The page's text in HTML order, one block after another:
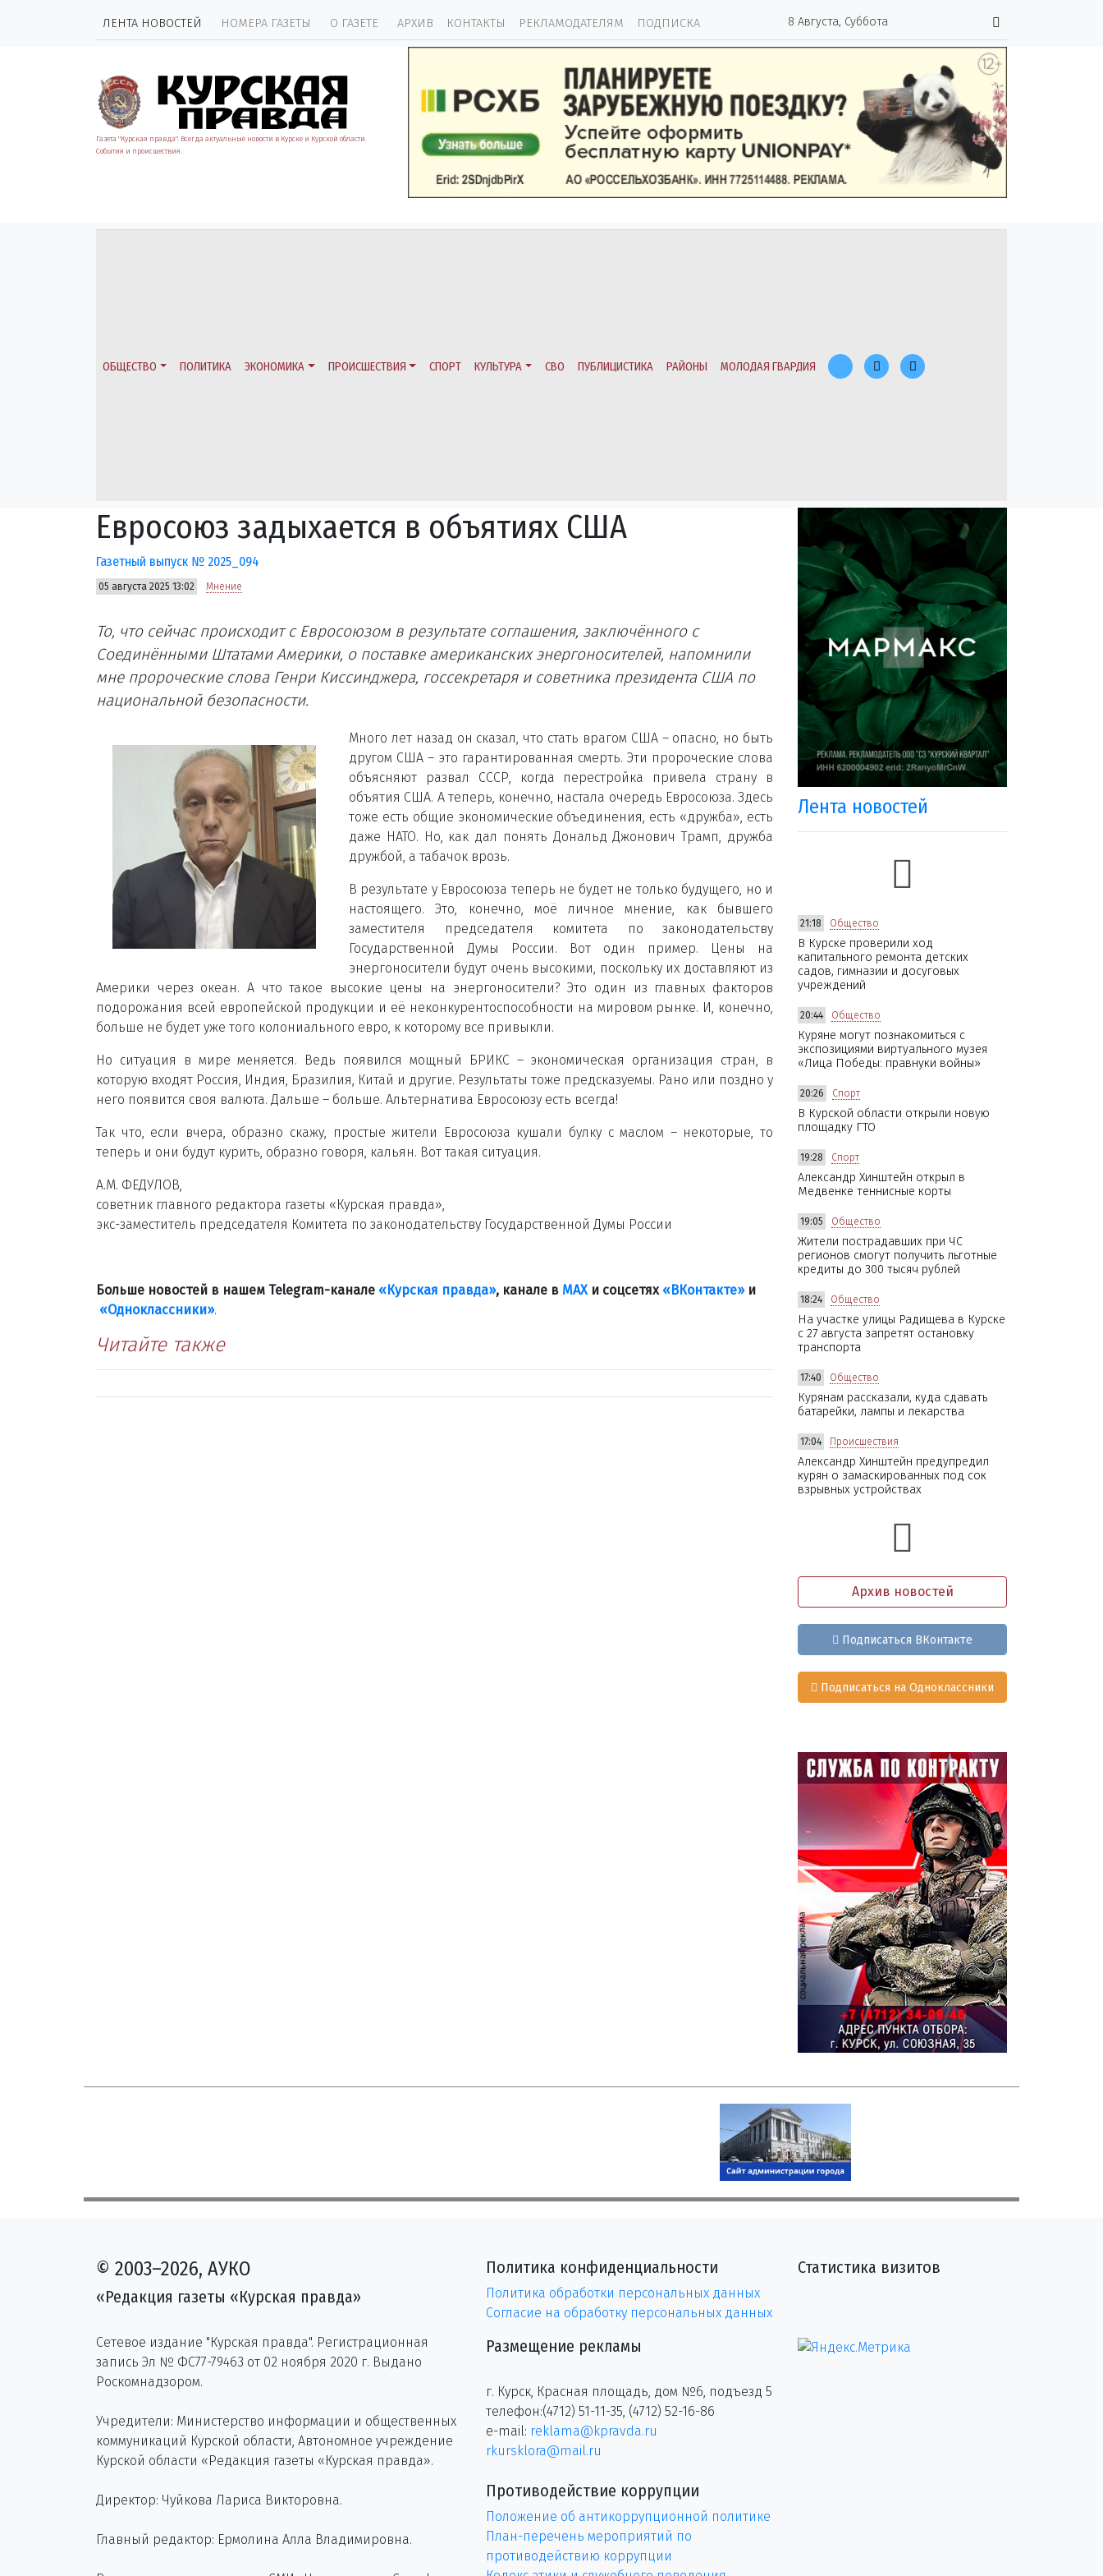
ЛЕНТА НОВОСТЕЙ НОМЕРА ГАЗЕТЫ О ГАЗЕТЕ АРХИВ КОНТАКТЫ РЕКЛАМОДАТЕЛЯМ ПОДПИСКА 8 Августа, Суббота
Газета "Курская правда". Всегда актуальные новости в Курске и Курской области.
События и происшествия.
ОБЩЕСТВО ПОЛИТИКА ЭКОНОМИКА ПРОИСШЕСТВИЯ СПОРТ КУЛЬТУРА СВО ПУБЛИЦИСТИКА РАЙОНЫ МОЛОДАЯ ГВАРДИЯ
Евросоюз задыхается в объятиях США
Газетный выпуск № 2025_094
05 августа 2025 13:02 Мнение
То, что сейчас происходит с Евросоюзом в результате соглашения, заключённого с
Соединёнными Штатами Америки, о поставке американских энергоносителей, напомнили
мне пророческие слова Генри Киссинджера, госсекретаря и советника президента США по
национальной безопасности.
Много лет назад он сказал, что стать врагом США – опасно, но быть
другом США – это гарантированная смерть. Эти пророческие слова
объясняют развал СССР, когда перестройка привела страну в
объятия США. А теперь, конечно, настала очередь Евросоюза. Здесь
тоже есть общие экономические объединения, есть «дружба», есть
даже НАТО. Но, как дал понять Дональд Джонович Трамп, дружба
дружбой, а табачок врозь.
В результате у Евросоюза теперь не будет не только будущего, но и
настоящего. Это, конечно, моё личное мнение, как бывшего
заместителя председателя комитета по законодательству
Государственной Думы России. Вот один пример. Цены на
энергоносители будут очень высокими, поскольку их доставляют из
Америки через океан. А что такое высокие цены на энергоносители? Это один из главных факторов
подорожания всей европейской продукции и её неконкурентоспособности на мировом рынке. И, конечно,
больше не будет уже того колониального евро, к которому все привыкли.
Но ситуация в мире меняется. Ведь появился мощный БРИКС – экономическая организация стран, в
которую входят Россия, Индия, Бразилия, Китай и другие. Результаты тоже предсказуемы. Рано или поздно у
него появится своя валюта. Дальше – больше. Альтернатива Евросоюзу есть всегда!
Так что, если вчера, образно скажу, простые жители Евросоюза кушали булку с маслом – некоторые, то
теперь и они будут курить, образно говоря, кальян. Вот такая ситуация.
А.М. ФЕДУЛОВ,
советник главного редактора газеты «Курская правда»,
экс-заместитель председателя Комитета по законодательству Государственной Думы России
Больше новостей в нашем Telegram-канале «Курская правда», канале в МАХи соцсетях «ВКонтакте»и
«Одноклассники».
Читайте также
Лента новостей
21:18 Общество
В Курске проверили ход
капитального ремонта детских
садов, гимназии и досуговых
учреждений
20:44 Общество
Куряне могут познакомиться с
экспозициями виртуального музея
«Лица Победы: правнуки войны»
20:26 Спорт
В Курской области открыли новую
площадку ГТО
19:28 Спорт
Александр Хинштейн открыл в
Медвенке теннисные корты
19:05 Общество
Жители пострадавших при ЧС
регионов смогут получить льготные
кредиты до 300 тысяч рублей
18:24 Общество
На участке улицы Радищева в Курске
с 27 августа запретят остановку
транспорта
17:40 Общество
Курянам рассказали, куда сдавать
батарейки, лампы и лекарства
17:04 Происшествия
Александр Хинштейн предупредил
курян о замаскированных под сок
взрывных устройствах
Архив новостей
Подписаться ВКонтакте
Подписаться на Одноклассники
© 2003–2026, АУКО
«Редакция газеты «Курская правда»
Сетевое издание "Курская правда". Регистрационная
запись Эл № ФС77-79463 от 02 ноября 2020 г. Выдано
Роскомнадзором.
Учредители: Министерство информации и общественных
коммуникаций Курской области, Автономное учреждение
Курской области «Редакция газеты «Курская правда».
Директор: Чуйкова Лариса Викторовна.
Главный редактор: Ермолина Алла Владимировна.
Политика конфиденциальности
Политика обработки персональных данных
Согласие на обработку персональных данных
Размещение рекламы
г. Курск, Красная площадь, дом №6, подъезд 5
телефон:(4712) 51-11-35, (4712) 52-16-86
e-mail: reklama@kpravda.ru
rkursklora@mail.ru
Противодействие коррупции
Положение об антикоррупционной политике
План-перечень мероприятий по
противодействию коррупции
Статистика визитов